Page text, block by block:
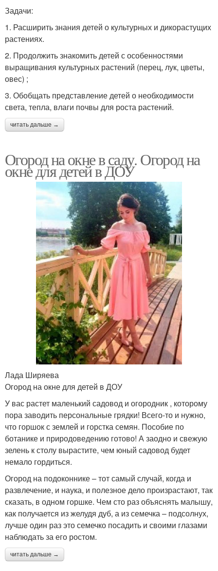
Задачи:
1. Расширить знания детей о культурных и дикорастущих
растениях.
2. Продолжить знакомить детей с особенностями
выращивания культурных растений (перец, лук, цветы,
овес) ;
3. Обобщать представление детей о необходимости
света, тепла, влаги почвы для роста растений.
читать дальше →
Огород на окне в саду. Огород на
окне для детей в ДОУ
Лада Ширяева
Огород на окне для детей в ДОУ
У вас растет маленький садовод и огородник , которому
пора заводить персональные грядки! Всего-то и нужно,
что горшок с землей и горстка семян. Пособие по
ботанике и природоведению готово! А заодно и свежую
зелень к столу вырастите, чем юный садовод будет
немало гордиться.
Огород на подоконнике – тот самый случай, когда и
развлечение, и наука, и полезное дело произрастают, так
сказать, в одном горшке. Чем сто раз объяснять малышу,
как получается из желудя дуб, а из семечка – подсолнух,
лучше один раз это семечко посадить и своими глазами
наблюдать за его ростом.
читать дальше →